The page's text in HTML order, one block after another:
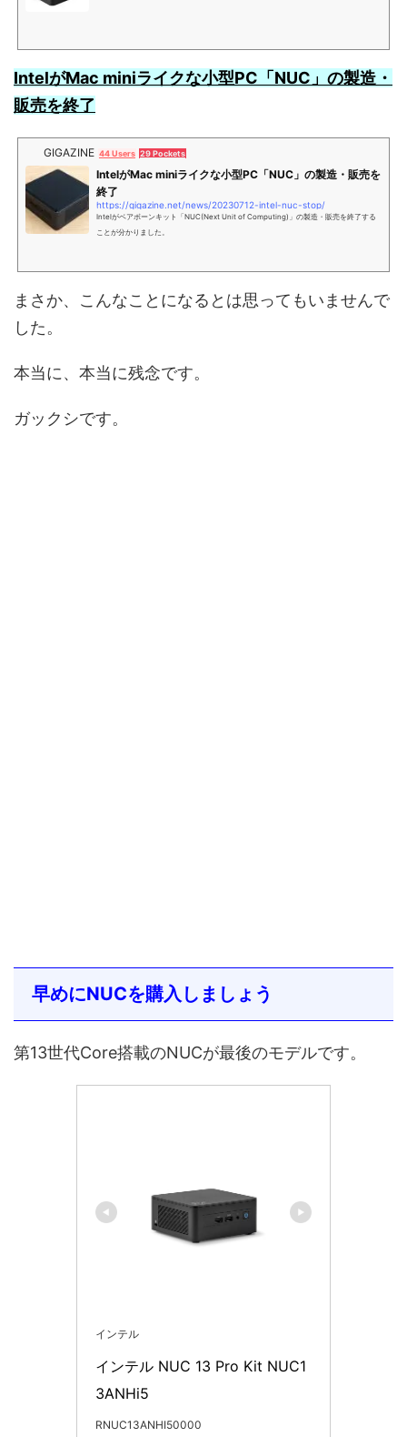
IntelがMac miniライクな小型PC「NUC」の製造・
販売を終了
GIGAZINE 44 Users 29 Pockets
IntelがMac miniライクな小型PC「NUC」の製造・販売を
終了
https://gigazine.net/news/20230712-intel-nuc-stop/
Intelがベアボーンキット「NUC(Next Unit of Computing)」の製造・販売を終了する
ことが分かりました。
まさか、こんなことになるとは思ってもいませんで
した。
本当に、本当に残念です。
ガックシです。
早めにNUCを購入しましょう
第13世代Core搭載のNUCが最後のモデルです。
インテル
インテル NUC 13 Pro Kit NUC1
3ANHi5
RNUC13ANHI50000